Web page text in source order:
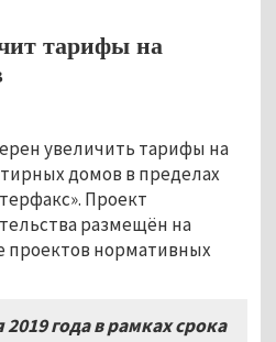
тарифы на
увеличить тарифы на
домов в пределах
Проект
размещён на
нормативных
года в рамках срока